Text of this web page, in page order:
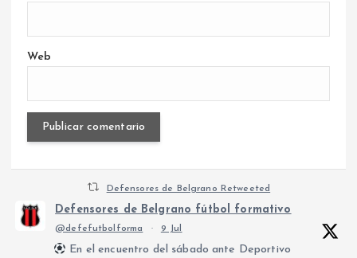
Web
Defensores de Belgrano Retweeted
Defensores de Belgrano fútbol formativo
@defefutbolforma · 9 Jul
En el encuentro del sábado ante Deportivo